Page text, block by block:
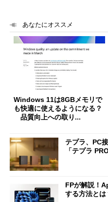
あなたにオススメ
Windows 11は8GBメモリで
も快適に使えるようになる？
品質向上への取り...
テプラ、PC
「テプラ
FPが解説！
する方法とは